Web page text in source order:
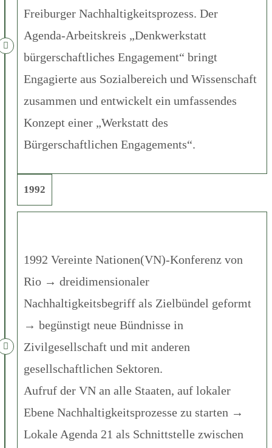
Freiburger Nachhaltigkeitsprozess. Der
Agenda-Arbeitskreis „Denkwerkstatt
bürgerschaftliches Engagement“ bringt
Engagierte aus Sozialbereich und Wissenschaft
zusammen und entwickelt ein umfassendes
Konzept einer „Werkstatt des
Bürgerschaftlichen Engagements“.
1992 Vereinte Nationen(VN)-Konferenz von
Rio → dreidimensionaler
Nachhaltigkeitsbegriff als Zielbündel geformt
→ begünstigt neue Bündnisse in
Zivilgesellschaft und mit anderen
gesellschaftlichen Sektoren.
Aufruf der VN an alle Staaten, auf lokaler
Ebene Nachhaltigkeitsprozesse zu starten →
Lokale Agenda 21 als Schnittstelle zwischen
1992